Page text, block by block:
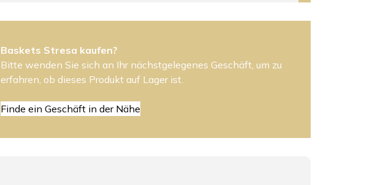
Baskets Stresa kaufen?
Bitte wenden Sie sich an Ihr nächstgelegenes Geschäft, um zu
erfahren, ob dieses Produkt auf Lager ist.
Finde ein Geschäft in der Nähe